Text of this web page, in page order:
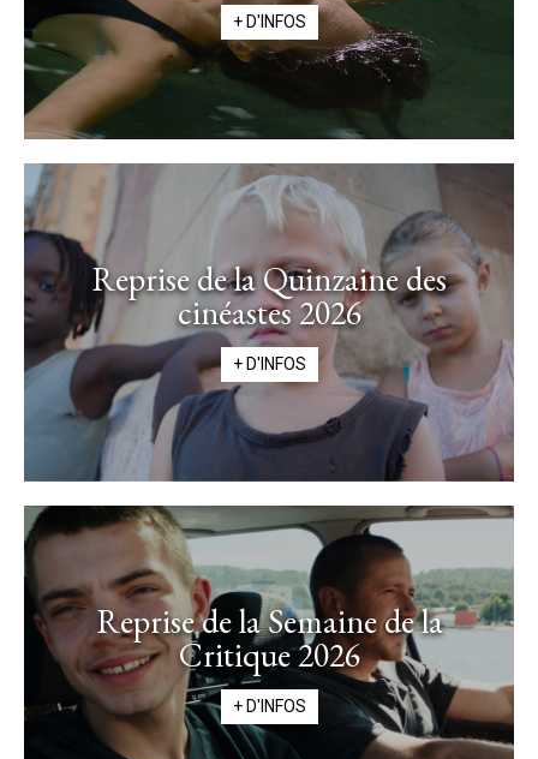
+ D'INFOS
Reprise de la Quinzaine des
cinéastes 2026
+ D'INFOS
Reprise de la Semaine de la
Critique 2026
+ D'INFOS